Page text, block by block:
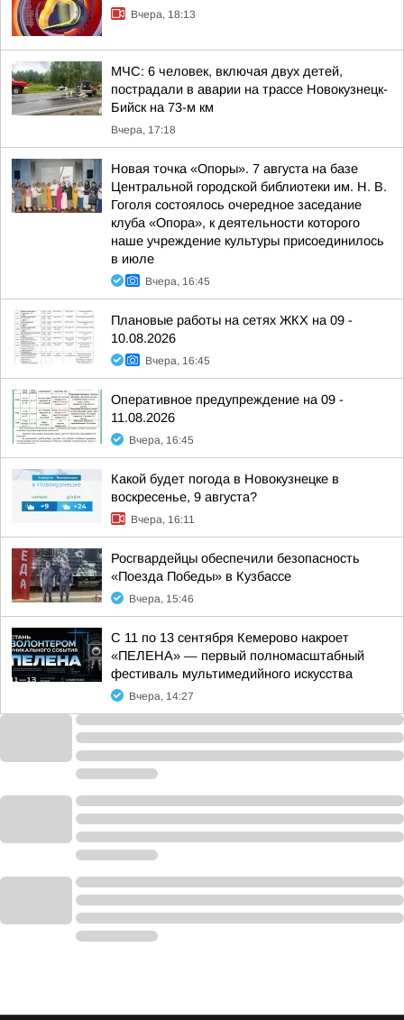
Вчера, 18:13
МЧС: 6 человек, включая двух детей,
пострадали в аварии на трассе Новокузнецк-
Бийск на 73-м км
Вчера, 17:18
Новая точка «Опоры». 7 августа на базе
Центральной городской библиотеки им. Н. В.
Гоголя состоялось очередное заседание
клуба «Опора», к деятельности которого
наше учреждение культуры присоединилось
в июле
Вчера, 16:45
Плановые работы на сетях ЖКХ на 09 -
10.08.2026
Вчера, 16:45
Оперативное предупреждение на 09 -
11.08.2026
Вчера, 16:45
Какой будет погода в Новокузнецке в
воскресенье, 9 августа?
Вчера, 16:11
Росгвардейцы обеспечили безопасность
«Поезда Победы» в Кузбассе
Вчера, 15:46
С 11 по 13 сентября Кемерово накроет
«ПЕЛЕНА» — первый полномасштабный
фестиваль мультимедийного искусства
Вчера, 14:27